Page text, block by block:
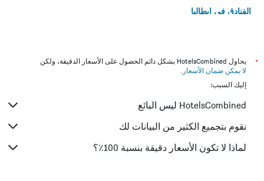
الفنادق في إيطاليا
*
يحاول HotelsCombined بشكل دائم الحصول على الأسعار الدقيقة، ولكن
لا يمكن ضمان الأسعار .
إليك السبب:
HotelsCombined ليس البائع
نقوم بتجميع الكثير من البيانات لك
لماذا لا تكون الأسعار دقيقة بنسبة 100٪؟